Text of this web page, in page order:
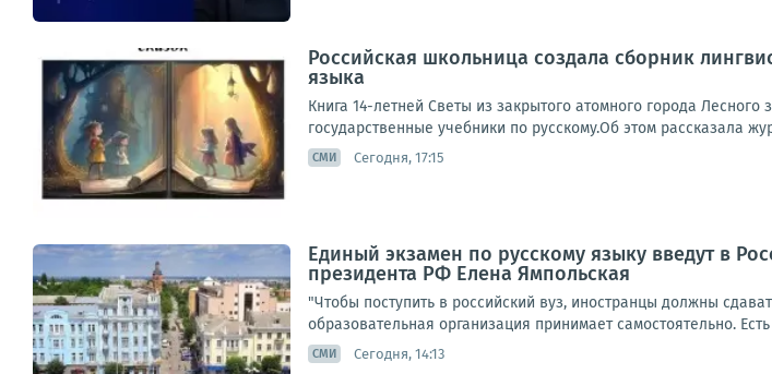
Российская школьница создала сборник
языка
Книга 14-летней Светы из закрытого атомного города
государственные учебники по русскому.Об этом рассказала
СМИ Сегодня, 17:15
Единый экзамен по русскому языку введут в
президента РФ Елена Ямпольская
"Чтобы поступить в российский вуз, иностранцы должны
образовательная организация принимает самостоятельно.
СМИ Сегодня, 14:13